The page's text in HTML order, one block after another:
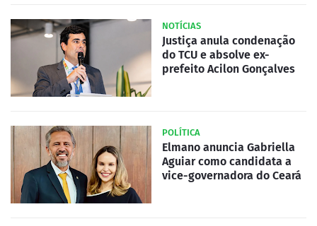
NOTÍCIAS
Justiça anula condenação
do TCU e absolve ex-
prefeito Acilon Gonçalves
POLÍTICA
Elmano anuncia Gabriella
Aguiar como candidata a
vice-governadora do Ceará